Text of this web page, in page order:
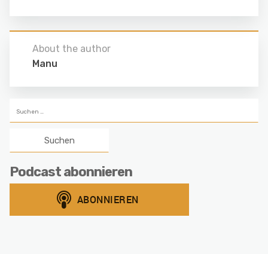
About the author
Manu
nach:
Podcast abonnieren